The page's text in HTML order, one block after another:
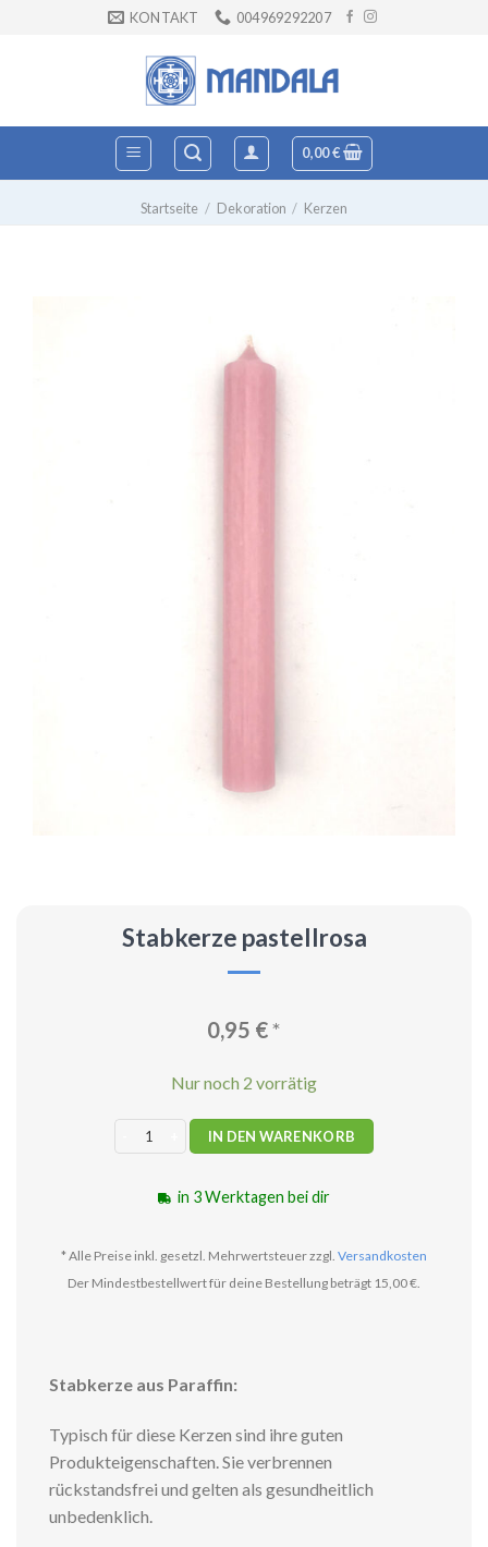
KONTAKT 004969292207
0,00€
Startseite / Dekoration / Kerzen
Stabkerze pastellrosa
0,95 €*
Nur noch 2 vorrätig
Stabkerze pastellrosa Menge
IN DEN WARENKORB
in 3 Werktagen bei dir
* Alle Preise inkl. gesetzl. Mehrwertsteuer zzgl. Versandkosten
Der Mindestbestellwert für deine Bestellung beträgt 15,00 €.
Stabkerze aus Paraffin:
Typisch für diese Kerzen sind ihre guten
Produkteigenschaften. Sie verbrennen
rückstandsfrei und gelten als gesundheitlich
unbedenklich.